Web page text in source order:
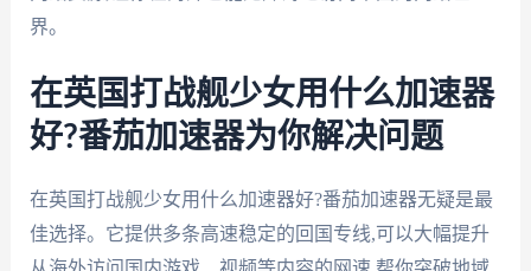
界。
在英国打战舰少女用什么加速器
好?番茄加速器为你解决问题
在英国打战舰少女用什么加速器好?番茄加速器无疑是最
佳选择。它提供多条高速稳定的回国专线,可以大幅提升